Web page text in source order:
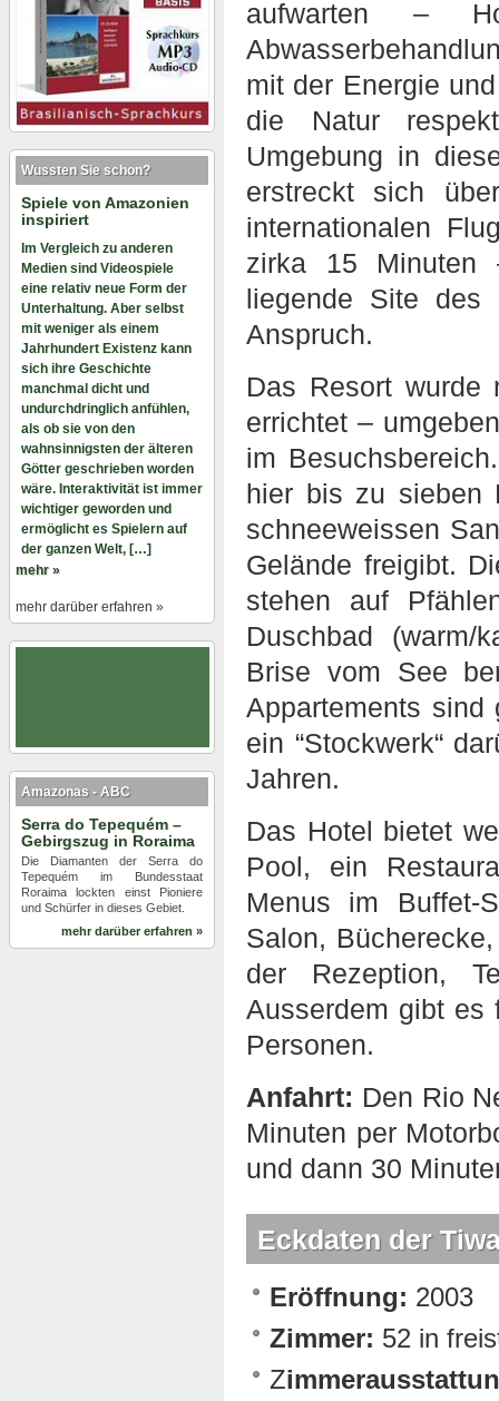
aufwarten –
mit der Energie
die Natur
Umgebung in
erstreckt sich
internationalen
zirka 15 Minuten
liegende Site des
Anspruch.
Das Resort wurde
errichtet –
im
hier bis zu sieben
schneeweissen
Gelände freigibt.
stehen auf
Duschbad (warm/
Brise vom See
Appartements sind
ein “Stockwerk“
Jahren.
Das Hotel bietet
Pool, ein
Menus im Buffet-
Salon,
der Rezeption,
Ausserdem gibt es
Personen.
Anfahrt: Den Rio
Minuten per
und dann 30
Eckdaten der
Eröffnung: 2003
Zimmer: 52 in
Z
Wussten Sie schon?
Spiele von Amazonien
inspiriert
Im Vergleich zu anderen
Medien sind Videospiele
eine relativ neue Form der
Unterhaltung. Aber selbst
mit weniger als einem
Jahrhundert Existenz kann
sich ihre Geschichte
manchmal dicht und
undurchdringlich anfühlen,
als ob sie von den
wahnsinnigsten der älteren
Götter geschrieben worden
wäre. Interaktivität ist immer
wichtiger geworden und
ermöglicht es Spielern auf
der ganzen Welt, […]
mehr »
mehr darüber erfahren »
Amazonas - ABC
Serra do Tepequém –
Gebirgszug in Roraima
Die Diamanten der Serra do
Tepequém im Bundesstaat
Roraima lockten einst Pioniere
und Schürfer in dieses Gebiet.
mehr darüber erfahren »